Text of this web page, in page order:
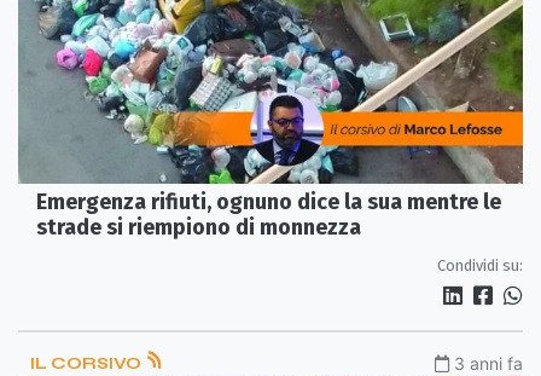
Emergenza rifiuti, ognuno dice la sua mentre le
strade si riempiono di monnezza
Condividi su:
IL CORSIVO 3 anni fa